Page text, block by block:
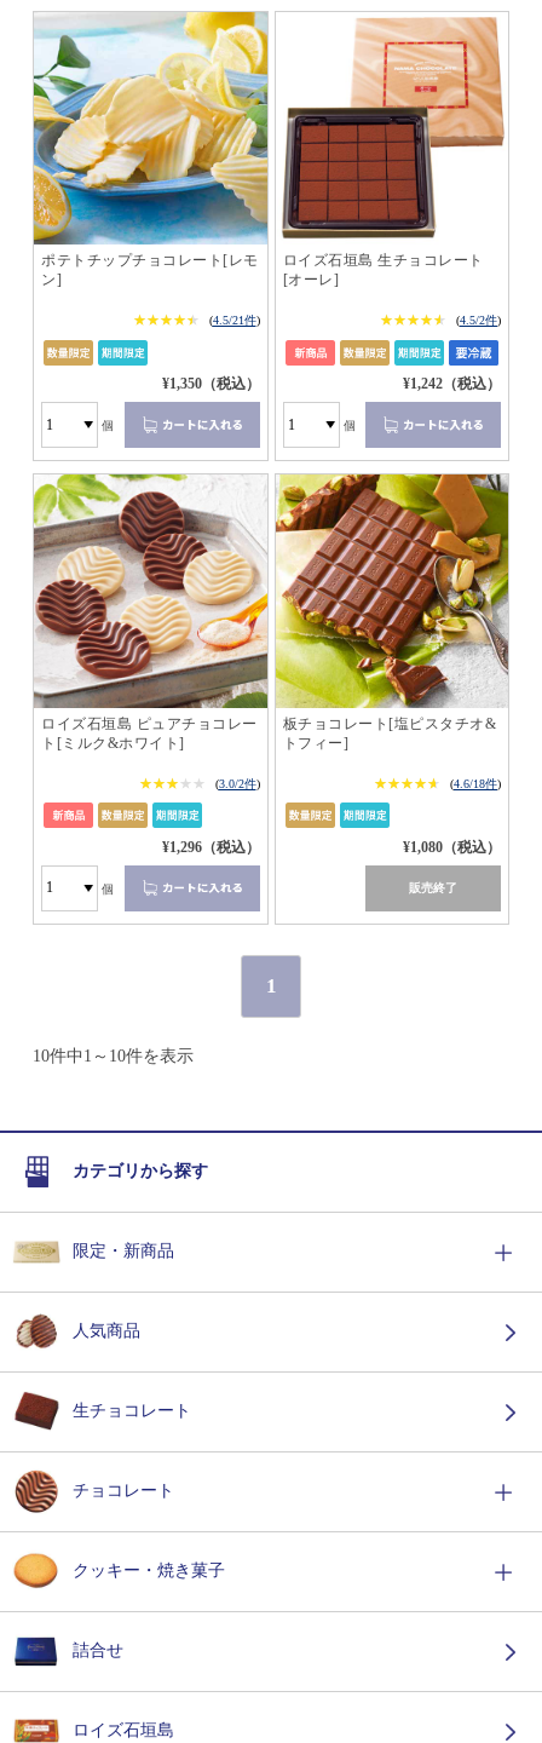
ポテトチップチョコレート[レモ
ン]
★★★★★
★★★★★ (4.5/21件)
¥1,350（税込）
個
ロイズ石垣島 生チョコレート
[オーレ]
★★★★★
★★★★★ (4.5/2件)
¥1,242（税込）
個
ロイズ石垣島 ピュアチョコレー
ト[ミルク&ホワイト]
★★★★★
★★★★★ (3.0/2件)
¥1,296（税込）
個
板チョコレート[塩ピスタチオ&
トフィー]
★★★★★
★★★★★ (4.6/18件)
¥1,080（税込）
販売終了
1
10件中1～10件を表示
カテゴリから探す
限定・新商品
人気商品
生チョコレート
チョコレート
クッキー・焼き菓子
詰合せ
ロイズ石垣島